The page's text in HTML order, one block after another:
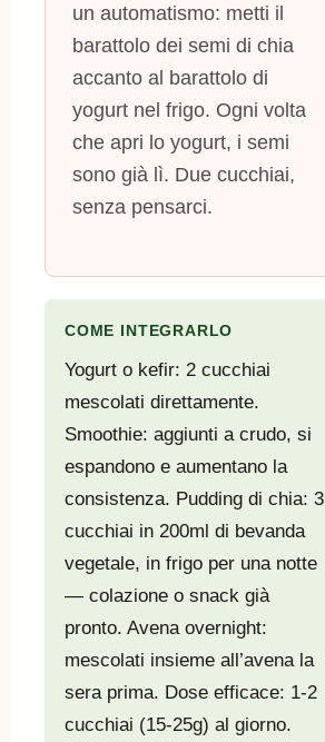
un automatismo: metti il
barattolo dei semi di chia
accanto al barattolo di
yogurt nel frigo. Ogni volta
che apri lo yogurt, i semi
sono già lì. Due cucchiai,
senza pensarci.
COME INTEGRARLO
Yogurt o kefir: 2 cucchiai
mescolati direttamente.
Smoothie: aggiunti a crudo, si
espandono e aumentano la
consistenza. Pudding di chia: 3
cucchiai in 200ml di bevanda
vegetale, in frigo per una notte
— colazione o snack già
pronto. Avena overnight:
mescolati insieme all’avena la
sera prima. Dose efficace: 1-2
cucchiai (15-25g) al giorno.